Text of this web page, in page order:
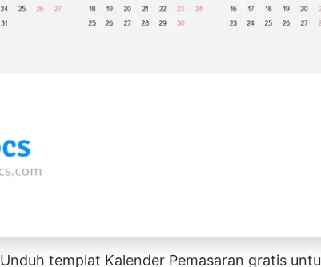
Unduh templat Kalender Pemasaran gratis